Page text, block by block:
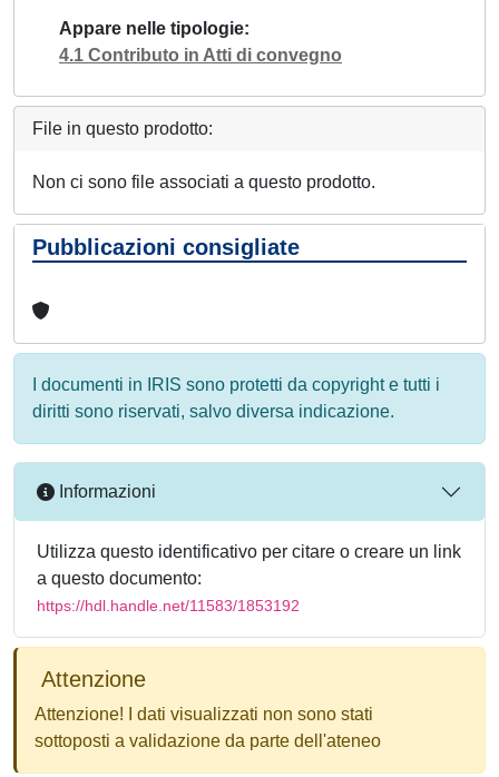
Appare nelle tipologie
4.1 Contributo in Atti di convegno
File in questo prodotto:
Non ci sono file associati a questo prodotto.
Pubblicazioni consigliate
I documenti in IRIS sono protetti da copyright e tutti i
diritti sono riservati, salvo diversa indicazione.
Informazioni
Utilizza questo identificativo per citare o creare un link
a questo documento:
https://hdl.handle.net/11583/1853192
Attenzione
Attenzione! I dati visualizzati non sono stati
sottoposti a validazione da parte dell'ateneo